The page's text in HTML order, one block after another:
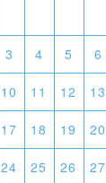
3 4 5 6
10 11 12 13
17 18 19 20
24 25 26 27